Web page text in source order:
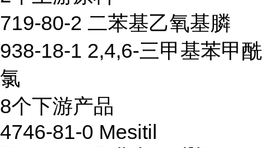
719-80-2 二苯基乙氧基膦
938-18-1 2,4,6-三甲基苯甲酰
氯
8个下游产品
4746-81-0 Mesitil